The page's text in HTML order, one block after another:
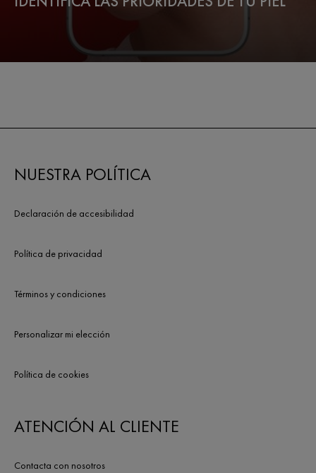
NUESTRA POLÍTICA
Declaración de accesibilidad
Política de privacidad
Términos y condiciones
Personalizar mi elección
Política de cookies
ATENCIÓN AL CLIENTE
Contacta con nosotros